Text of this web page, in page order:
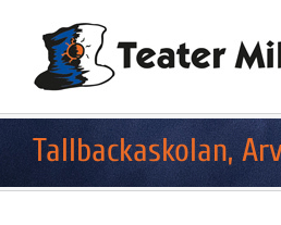
innehållet
Tallbackaskolan,